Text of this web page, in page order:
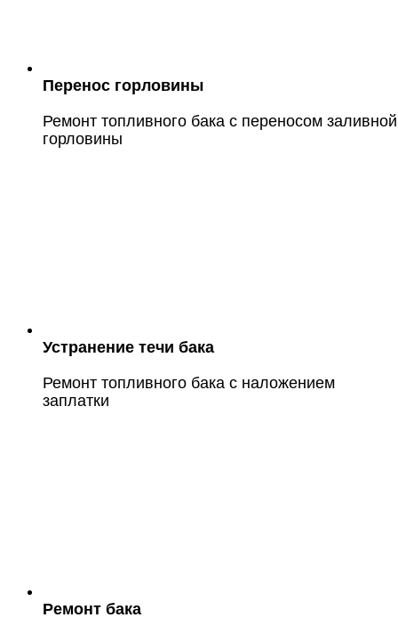
Перенос горловины
Ремонт топливного бака с переносом заливной
горловины
Устранение течи бака
Ремонт топливного бака с наложением
заплатки
Ремонт бака